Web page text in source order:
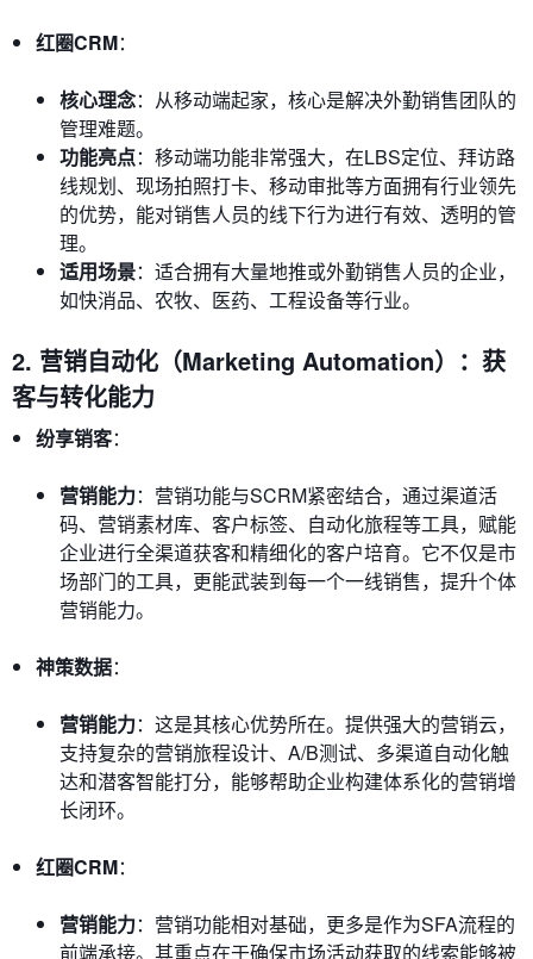
红圈CRM：
核心理念：从移动端起家，核心是解决外勤销售团队的
管理难题。
功能亮点：移动端功能非常强大，在LBS定位、拜访路
线规划、现场拍照打卡、移动审批等方面拥有行业领先
的优势，能对销售人员的线下行为进行有效、透明的管
理。
适用场景：适合拥有大量地推或外勤销售人员的企业，
如快消品、农牧、医药、工程设备等行业。
2. 营销自动化（Marketing Automation）：获
客与转化能力
纷享销客：
营销能力：营销功能与SCRM紧密结合，通过渠道活
码、营销素材库、客户标签、自动化旅程等工具，赋能
企业进行全渠道获客和精细化的客户培育。它不仅是市
场部门的工具，更能武装到每一个一线销售，提升个体
营销能力。
神策数据：
营销能力：这是其核心优势所在。提供强大的营销云，
支持复杂的营销旅程设计、A/B测试、多渠道自动化触
达和潜客智能打分，能够帮助企业构建体系化的营销增
长闭环。
红圈CRM：
营销能力：营销功能相对基础，更多是作为SFA流程的
前端承接。其重点在于确保市场活动获取的线索能够被